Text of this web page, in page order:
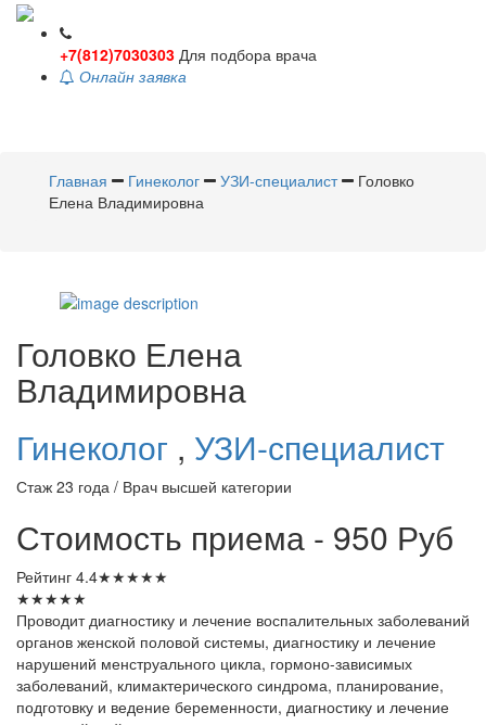
+7(812)7030303 Для подбора врача
Онлайн заявка
Главная
Гинеколог УЗИ-специалист
Головко
Елена Владимировна
Головко Елена
Владимировна
Гинеколог , УЗИ-специалист
Стаж 23 года / Врач высшей категории
Стоимость приема - 950 Руб
Рейтинг 4.4★★★★★
★★★★★
Проводит диагностику и лечение воспалительных заболеваний
органов женской половой системы, диагностику и лечение
нарушений менструального цикла, гормоно-зависимых
заболеваний, климактерического синдрома, планирование,
подготовку и ведение беременности, диагностику и лечение